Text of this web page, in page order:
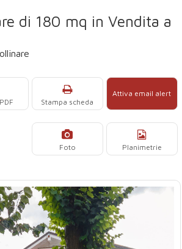
di 180 mq in Vendita a
Attiva email alert
Stampa scheda
Planimetrie
Foto